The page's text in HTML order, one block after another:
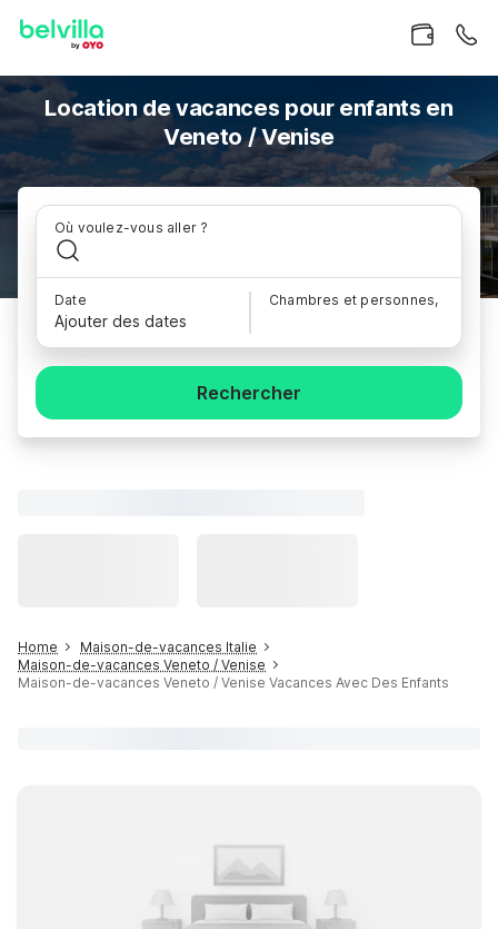
Location de vacances pour enfants en
Veneto / Venise
Où voulez-vous aller ?
Date
Ajouter des dates
Chambres et personnes,
Rechercher
Home
Maison-de-vacances Italie
Maison-de-vacances Veneto / Venise
Maison-de-vacances Veneto / Venise Vacances Avec Des Enfants